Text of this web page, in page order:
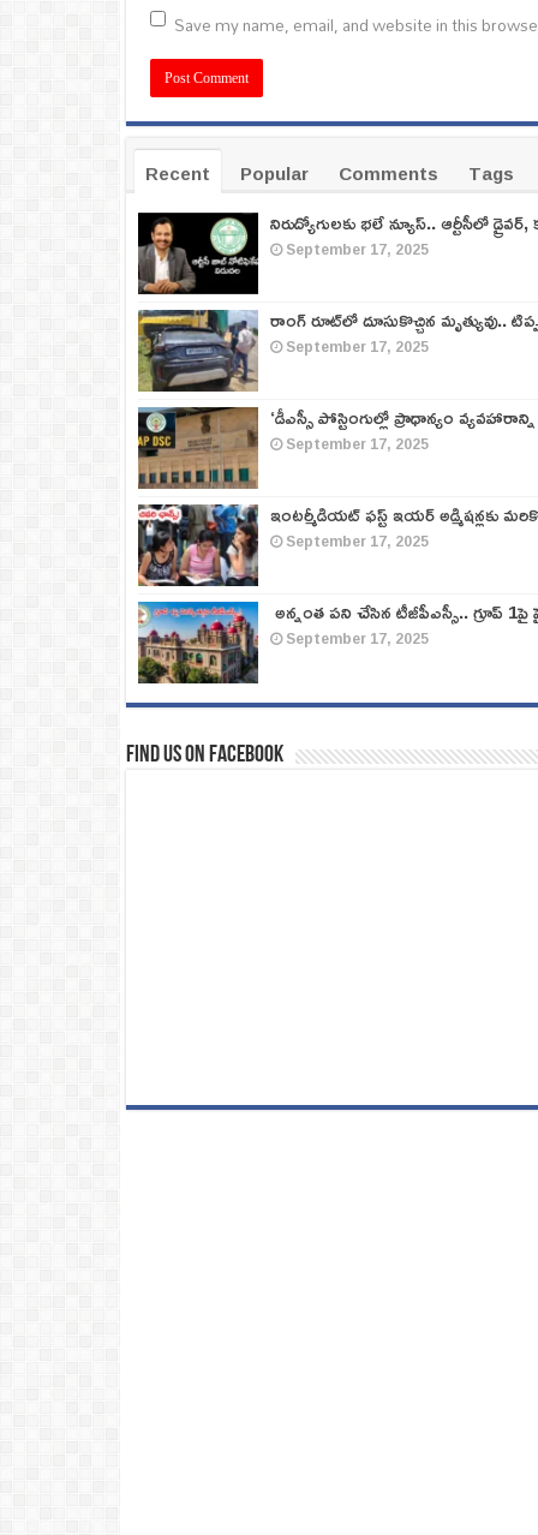
Save my name, email, and website in this
Recent Popular Comments
Tags
నిరుద్యోగులకు భలే న్యూస్.. ఆర్టీసీలో
September 17, 2025
రాంగ్ రూట్‌లో దూసుకొచ్చిన మృత్యువు..
September 17, 2025
‘డీఎస్సీ పోస్టింగుల్లో ప్రాధాన్యం
September 17, 2025
ఇంటర్మీడియట్ ఫస్ట్‌ ఇయర్‌ అడ్మిషన్లకు
September 17, 2025
అన్నంత పని చేసిన టీజీపీఎస్సీ.. గ్రూప్‌
September 17, 2025
Find us on Facebook